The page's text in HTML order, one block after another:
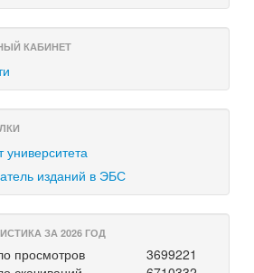
КАБИНЕТ
университета
изданий в ЭБС
ЗА 2026 ГОД
просмотров
3699221